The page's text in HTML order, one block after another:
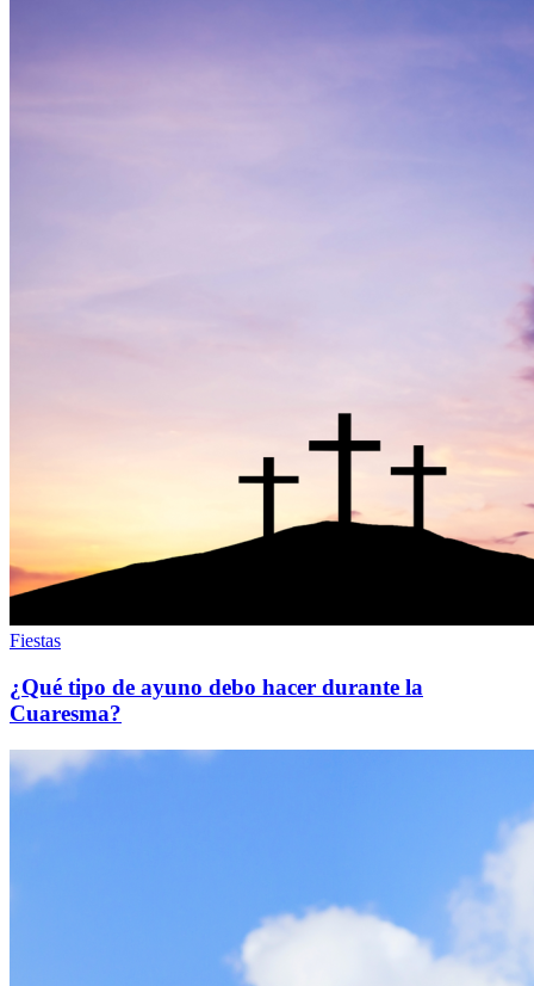
Fiestas
¿Qué tipo de ayuno debo hacer durante la
Cuaresma?